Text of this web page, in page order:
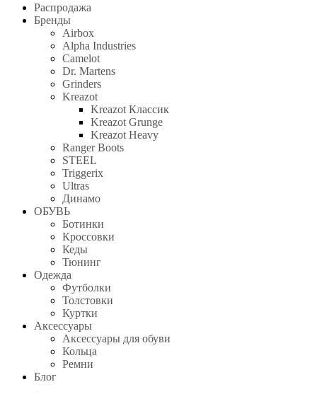
Распродажа
Бренды
Airbox
Alpha Industries
Camelot
Dr. Martens
Grinders
Kreazot
Kreazot Классик
Kreazot Grunge
Kreazot Heavy
Ranger Boots
STEEL
Triggerix
Ultras
Динамо
ОБУВЬ
Ботинки
Кроссовки
Кеды
Тюнинг
Одежда
Футболки
Толстовки
Куртки
Аксессуары
Аксессуары для обуви
Кольца
Ремни
Блог